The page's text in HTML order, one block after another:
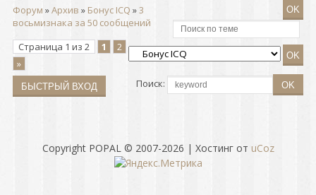
Форум »Архив » Бонус ICQ »3
восьмизнака за 50 сообщений
Страница 1 из 2 1
2
»
Поиск:
Copyright POPAL © 2007-2026 | Хостинг от uCoz